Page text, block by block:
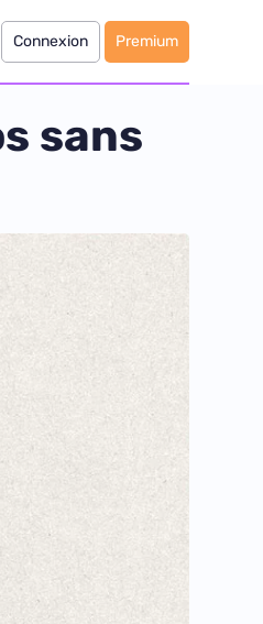
Connexion Premium
sans